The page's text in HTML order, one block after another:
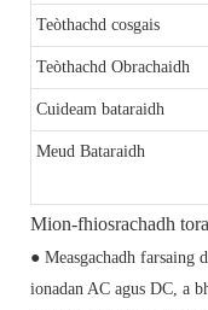
Teòthachd cosgais
Teòthachd Obrachaidh
Cuideam bataraidh
Meud Bataraidh
Mion-fhiosrachadh
● Measgachadh farsaing
ionadan AC agus DC, a